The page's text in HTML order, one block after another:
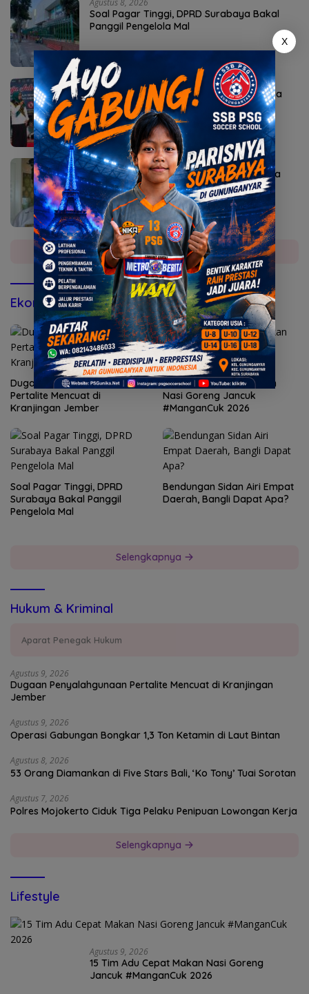
Soal Pagar Tinggi, DPRD Surabaya Bakal
Panggil Pengelola Mal
Agustus 7, 2026
Bunda Genre Mojokerto Ingatkan Remaja
Bahaya Rokok
Agustus 6, 2026
Sekda Karangasem I Ketut Sedana Merta
Diperiksa Kejari
Selengkapnya
Ekonomi & Bisnis
Dugaan Penyalahgunaan
Pertalite Mencuat di
Kranjingan Jember
15 Tim Adu Cepat Makan
Nasi Goreng Jancuk
#ManganCuk 2026
Soal Pagar Tinggi, DPRD
Surabaya Bakal Panggil
Pengelola Mal
Bendungan Sidan Airi Empat
Daerah, Bangli Dapat Apa?
Selengkapnya
Hukum & Kriminal
Aparat Penegak Hukum
Agustus 9, 2026
Dugaan Penyalahgunaan Pertalite Mencuat di Kranjingan
Jember
Agustus 9, 2026
Operasi Gabungan Bongkar 1,3 Ton Ketamin di Laut Bintan
Agustus 8, 2026
53 Orang Diamankan di Five Stars Bali, ‘Ko Tony’ Tuai Sorotan
Agustus 7, 2026
Polres Mojokerto Ciduk Tiga Pelaku Penipuan Lowongan Kerja
Selengkapnya
Lifestyle
Agustus 9, 2026
15 Tim Adu Cepat Makan Nasi Goreng
Jancuk #ManganCuk 2026
X